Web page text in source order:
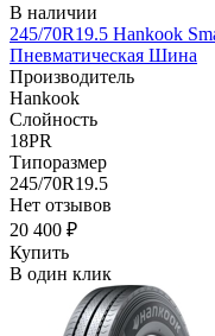
В наличии
245/70R19.5 Hankook
Пневматическая Шина
Производитель
Hankook
Слойность
18PR
Типоразмер
245/70R19.5
Нет отзывов
20 400 ₽
Купить
В один клик